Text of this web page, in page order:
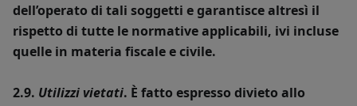
dell’operato di tali soggetti e garantisce altresì il
rispetto di tutte le normative applicabili, ivi incluse
quelle in materia fiscale e civile.
2.9. Utilizzi vietati. È fatto espresso divieto allo